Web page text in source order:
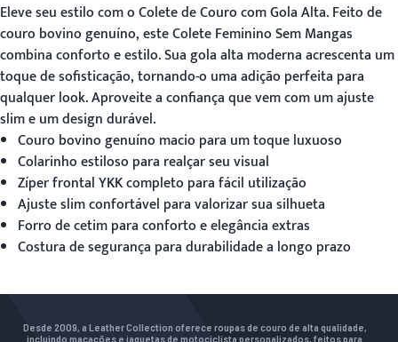
Eleve seu estilo com o Colete de Couro com Gola Alta. Feito de
couro bovino genuíno, esteColete Feminino Sem Mangas
combina conforto e estilo. Sua gola alta moderna acrescenta um
toque de sofisticação, tornando-o uma adição perfeita para
qualquer look. Aproveite a confiança que vem com um ajuste
slim e um design durável.
Couro bovino genuíno macio para um toque luxuoso
Colarinho estiloso para realçar seu visual
Zíper frontal YKK completo para fácil utilização
Ajuste slim confortável para valorizar sua silhueta
Forro de cetim para conforto e elegância extras
Costura de segurança para durabilidade a longo prazo
Desde 2009, a Leather Collection oferece roupas de couro de alta qualidade,
incluindo macacões e jaquetas de motociclista personalizados, feitos para